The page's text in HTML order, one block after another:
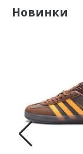
Новинки